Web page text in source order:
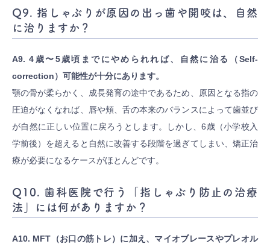
Q9. 指しゃぶりが原因の出っ歯や開咬は、自然
に治りますか？
A9. 4歳〜5歳頃までにやめられれば、自然に治る（Self-
correction）可能性が十分にあります。
顎の骨が柔らかく、成長発育の途中であるため、原因となる指の
圧迫がなくなれば、唇や頬、舌の本来のバランスによって歯並び
が自然に正しい位置に戻ろうとします。しかし、6歳（小学校入
学前後）を超えると自然に改善する段階を過ぎてしまい、矯正治
療が必要になるケースがほとんどです。
Q10. 歯科医院で行う「指しゃぶり防止の治療
法」には何がありますか？
A10. MFT（お口の筋トレ）に加え、マイオブレースやプレオル